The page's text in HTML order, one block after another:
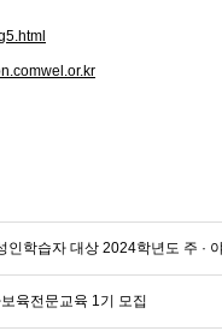
학습자 대상 2024학년도 주 ·
육전문교육 1기 모집